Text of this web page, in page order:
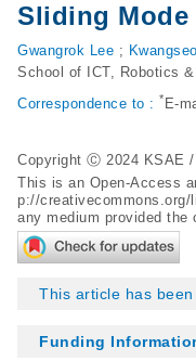
Sliding Mode
Gwangrok Lee ;
School of ICT, Robotics
Correspondence to : * E-
Copyright Ⓒ 2024 KSAE /
This is an Open-Access
p://
any medium provided the
This article has
Funding